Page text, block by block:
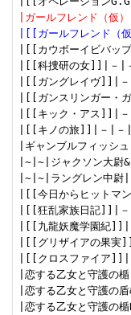
|ガールフレンド（
|[[ガールフレンド（
|[[カウボーイビバッ
|[[科捜研の女]]|－|
|[[ガングレイヴ]]|－
|[[ガンスリンガー・
|[[キック・アス]]|－
|[[キノの旅]]|－|－|
|ギャンブルフィッ
|~|~|ジャクソン大
|~|~|ラングレン中尉
|[[今日からヒットマ
|[[狂乱家族日記]]|－
|[[九龍妖魔学園紀]]|
|[[グリザイアの果
|[[クロスファイア]]|
|恋する乙女と守護
|恋する乙女と守護
|恋する乙女と守護